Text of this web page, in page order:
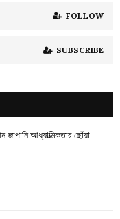
FOLLOW
SUBSCRIBE
জাপানি আধ্যাত্মিকতার ছোঁয়া